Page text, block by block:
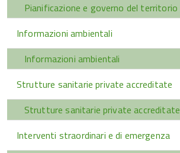
Pianificazione e governo del territorio
Informazioni ambientali
Informazioni ambientali
Strutture sanitarie private accreditate
Strutture sanitarie private accreditate
Interventi straordinari e di emergenza